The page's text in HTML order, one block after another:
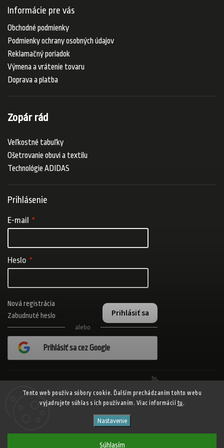
Tento web používa súbory cookie. Ďalším prechádzaním tohto webu
vyjadrujete súhlas s ich používaním. Viac informácií tu .
Nastavenie
Súhlasím
Informácie pre vás
Obchodné podmienky
Podmienky ochrany osobných údajov
Reklamačný poriadok
Výmena a vrátenie tovaru
Doprava a platba
Zopár rád
Veľkostné tabuľky
Ošetrovanie obuvi a textilu
Technológie ADIDAS
Prihlásenie
E-mail
Heslo
Prihlásiť sa
Nová registrácia
Zabudnuté heslo
alebo
Prihlásiť sa cez Google
ADISPORT.sk - adidas online športový obchod
práva vyhradené.